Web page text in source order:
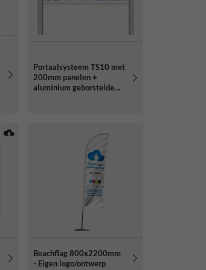
Portaalsysteem TS10 met
200mm panelen +
aluminium geborstelde
Beachflag 800x2200mm
- Eigen logo/ontwerp